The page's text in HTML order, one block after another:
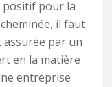
positif pour la
il faut
par un
en la matière
entreprise